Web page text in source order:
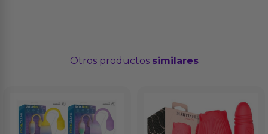
Otros productos similares